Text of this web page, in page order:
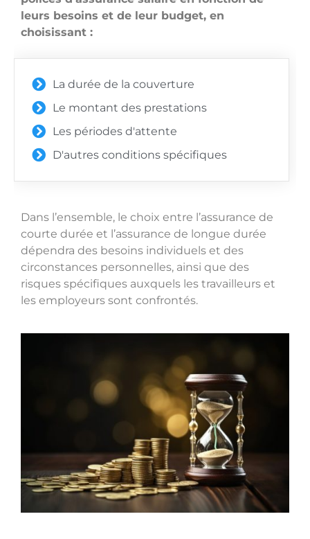
leurs besoins et de leur budget, en
choisissant :
La durée de la couverture
Le montant des prestations
Les périodes d'attente
D'autres conditions spécifiques
Dans l’ensemble, le choix entre l’assurance de
courte durée et l’assurance de longue durée
dépendra des besoins individuels et des
circonstances personnelles, ainsi que des
risques spécifiques auxquels les travailleurs et
les employeurs sont confrontés.